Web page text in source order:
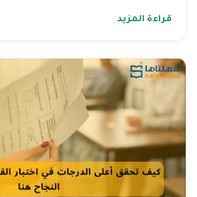
قراءة المزيد